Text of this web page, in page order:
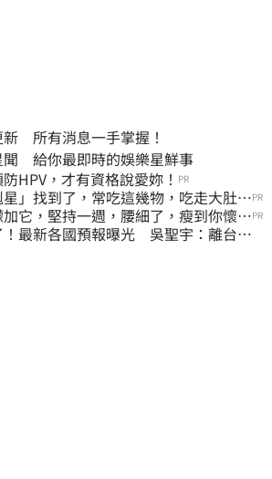
所有消息一手掌握！
聞 給你最即時的娛樂星鮮事
HPV，才有資格說愛妳！ PR
」找到了，常吃這幾物，吃走大肚
PR
它，堅持一週，腰細了，瘦到你懷疑PR
！最新各國預報曝光 吳聖宇：離台灣